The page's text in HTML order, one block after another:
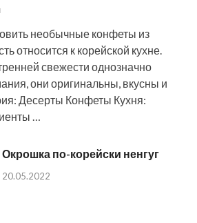
необычные конфеты из
относится к корейской кухне.
свежести однозначно
они оригинальны, вкусны и
Десерты Конфеты Кухня:
…
Окрошка по-корейски ненгуг
20.05.2022